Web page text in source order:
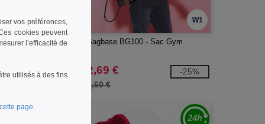
W1
- Bonnet Vintage
-28%
W1
Bagbase BG100 - Sac Gym
2,69 €
3,60 €
-25%
vos préférences,
cookies peuvent
l’efficacité de
utilisés à des fins
cette page